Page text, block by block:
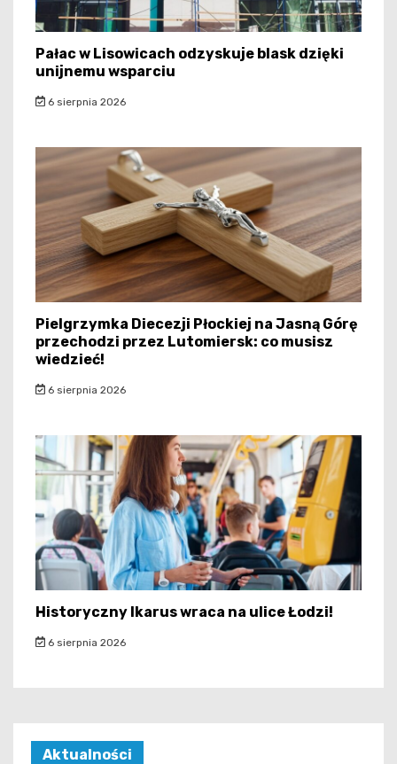
Pałac w Lisowicach odzyskuje blask dzięki
unijnemu wsparciu
6 sierpnia 2026
Pielgrzymka Diecezji Płockiej na Jasną Górę
przechodzi przez Lutomiersk: co musisz
wiedzieć!
6 sierpnia 2026
Historyczny Ikarus wraca na ulice Łodzi!
6 sierpnia 2026
Aktualności